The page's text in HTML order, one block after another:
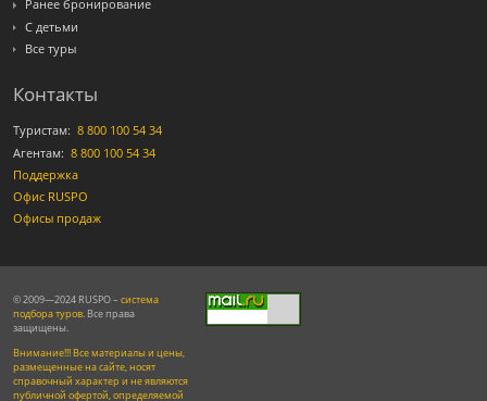
Ранее бронирование
С детьми
Все туры
Контакты
Туристам: 8 800 100 54 34
Агентам: 8 800 100 54 34
Поддержка
Офис RUSPO
Офисы продаж
© 2009—2024 RUSPO – система
подбора туров. Все права
защищены.
Внимание!!! Все материалы и цены,
размещенные на сайте, носят
справочный характер и не являются
публичной офертой, определяемой